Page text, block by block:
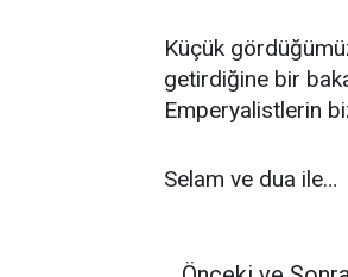
Küçük
getirdiğine bir
Emperyalistlerin
Selam ve dua ile…